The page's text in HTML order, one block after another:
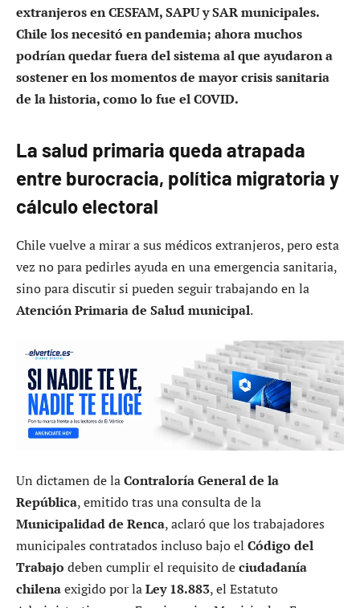
extranjeros en CESFAM, SAPU y SAR municipales.
Chile los necesitó en pandemia; ahora muchos
podrían quedar fuera del sistema al que ayudaron a
sostener en los momentos de mayor crisis sanitaria
de la historia, como lo fue el COVID.
La salud primaria queda atrapada
entre burocracia, política migratoria y
cálculo electoral
Chile vuelve a mirar a sus médicos extranjeros, pero esta
vez no para pedirles ayuda en una emergencia sanitaria,
sino para discutir si pueden seguir trabajando en la
Atención Primaria de Salud municipal.
Un dictamen de laContraloría General de la
República, emitido tras una consulta de la
Municipalidad de Renca, aclaró que los trabajadores
municipales contratados incluso bajo el Código del
Trabajo deben cumplir el requisito deciudadanía
chilenaexigido por laLey 18.883, el Estatuto